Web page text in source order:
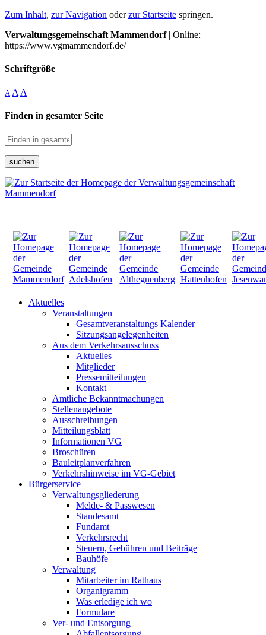
Zum Inhalt, zur Navigation oderzur Startseite springen.
Verwaltungsgemeinschaft Mammendorf| Online:
https://www.vgmammendorf.de/
Schriftgröße
A A A
Finden in gesamter Seite
suchen
Aktuelles
Veranstaltungen
Gesamtveranstaltungs Kalender
Sitzungsangelegenheiten
Aus dem Verkehrsausschuss
Aktuelles
Mitglieder
Pressemitteilungen
Kontakt
Amtliche Bekanntmachungen
Stellenangebote
Ausschreibungen
Mitteilungsblatt
Informationen VG
Broschüren
Bauleitplanverfahren
Verkehrshinweise im VG-Gebiet
Bürgerservice
Verwaltungsgliederung
Melde- & Passwesen
Standesamt
Fundamt
Verkehrsrecht
Steuern, Gebühren und Beiträge
Bauhöfe
Verwaltung
Mitarbeiter im Rathaus
Organigramm
Was erledige ich wo
Formulare
Ver- und Entsorgung